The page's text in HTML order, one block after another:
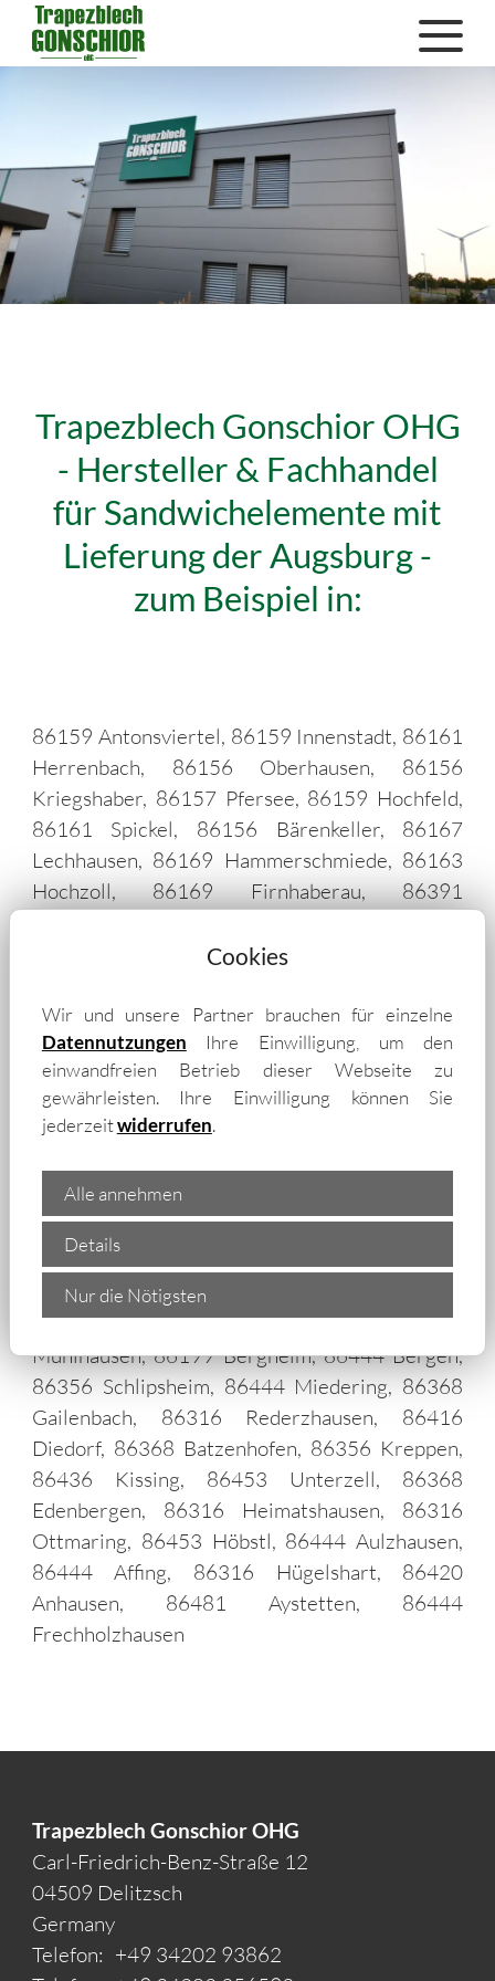
Trapezblech Gonschior OHG
- Hersteller & Fachhandel
für Sandwichelemente mit
Lieferung der Augsburg -
zum Beispiel in:
86159 Antonsviertel, 86159 Innenstadt, 86161
Herrenbach, 86156 Oberhausen, 86156
Kriegshaber, 86157 Pfersee, 86159 Hochfeld,
86161 Spickel, 86156 Bärenkeller, 86167
Lechhausen, 86169 Hammerschmiede, 86163
Hochzoll, 86169 Firnhaberau, 86391
Göggingen, 86391 Leitershofen, 86356
b.Augsburg, 86356 Neusäß, 86316
Dickelsmoor, 86199 Haunstetten, 86179
Siebenbrunn, 86391 Deuringen, 86360
Gersthofen, 86316 Stätzling, 86316 Friedberg,
86316 Derching, 86316 Wulfertshausen,
86356 Täfertingen, 86199 Inningen, 86356
Ottmarshausen, 86356 Vogelsang, 86356
Hammel, 86356 Hainhofen, 86368
Gailenbacher Mühle, 86368 Hirblingen, 86316
Haberskirch, 86453 Oberzell, 86316
Wiffertshausen, 86420 Lettenbach, 86444
Mühlhausen, 86199 Bergheim, 86444 Bergen,
86356 Schlipsheim, 86444 Miedering, 86368
Gailenbach, 86316 Rederzhausen, 86416
Diedorf, 86368 Batzenhofen, 86356 Kreppen,
86436 Kissing, 86453 Unterzell, 86368
Edenbergen, 86316 Heimatshausen, 86316
Ottmaring, 86453 Höbstl, 86444 Aulzhausen,
86444 Affing, 86316 Hügelshart, 86420
Anhausen, 86481 Aystetten, 86444
Frechholzhausen
Trapezblech Gonschior OHG
Carl-Friedrich-Benz-Straße 12
04509 Delitzsch
Germany
Telefon: +49 34202 93862
Cookies
Wir und unsere Partner brauchen für einzelne
Datennutzungen Ihre Einwilligung, um den
einwandfreien Betrieb dieser Webseite zu
gewährleisten. Ihre Einwilligung können Sie
jederzeitwiderrufen.
Alle annehmen
Details
Nur die Nötigsten